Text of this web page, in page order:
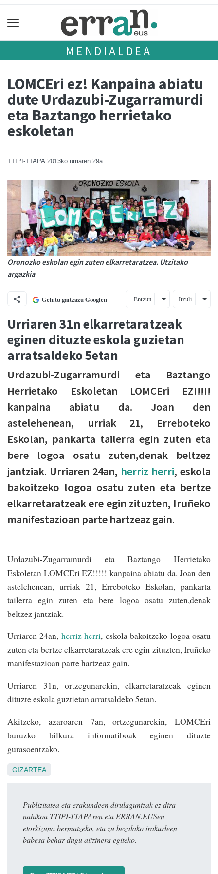
MENDIALDEA
LOMCEri ez! Kanpaina abiatu
dute Urdazubi-Zugarramurdi
eta Baztango herrietako
eskoletan
TTIPI-TTAPA 2013ko urriaren 29a
Oronozko eskolan egin zuten elkarretaratzea. Utzitako
argazkia
Gehitu gaitzazu Googlen Entzun Itzuli
Urriaren 31n elkarretaratzeak
eginen dituzte eskola guzietan
arratsaldeko 5etan
Urdazubi-Zugarramurdi eta Baztango
Herrietako Eskoletan LOMCEri EZ!!!!!
kanpaina abiatu da. Joan den
astelehenean, urriak 21, Erreboteko
Eskolan, pankarta tailerra egin zuten eta
bere logoa osatu zuten,denak beltzez
jantziak. Urriaren 24an, herriz herri, eskola
bakoitzeko logoa osatu zuten eta bertze
elkarretaratzeak ere egin zituzten, Iruñeko
manifestazioan parte hartzeaz gain.
Urdazubi-Zugarramurdi eta Baztango Herrietako
Eskoletan LOMCEri EZ!!!!! kanpaina abiatu da. Joan den
astelehenean, urriak 21, Erreboteko Eskolan, pankarta
tailerra egin zuten eta bere logoa osatu zuten,denak
beltzez jantziak.
Urriaren 24an, herriz herri, eskola bakoitzeko logoa osatu
zuten eta bertze elkarretaratzeak ere egin zituzten, Iruñeko
manifestazioan parte hartzeaz gain.
Urriaren 31n, ortzegunarekin, elkarretaratzeak eginen
dituzte eskola guztietan arratsaldeko 5etan.
Akitzeko, azaroaren 7an, ortzegunarekin, LOMCEri
buruzko bilkura informatiboak eginen dituzte
gurasoentzako.
GIZARTEA
Publizitatea eta erakundeen dirulaguntzak ez dira
nahikoa TTIPI-TTAPAren eta ERRAN.EUSen
etorkizuna bermatzeko, eta zu bezalako irakurleen
babesa behar dugu aitzinera egiteko.